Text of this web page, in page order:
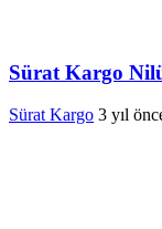
Sürat Kargo
Sürat Kargo 3 yıl